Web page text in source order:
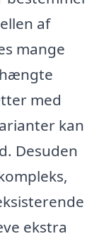
af
mange
med
kan
Desuden
ekstra